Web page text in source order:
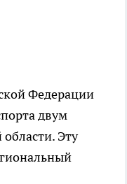
Федерации
двум
Эту